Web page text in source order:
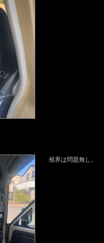
視界は問題無し。